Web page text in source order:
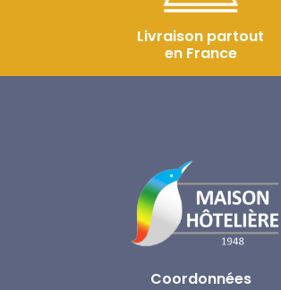
Livraison partout
en France
Coordonnées